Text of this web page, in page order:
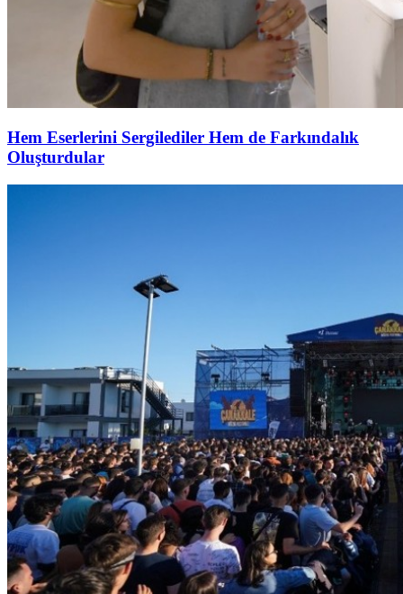
Hem Eserlerini Sergilediler Hem de Farkındalık
Oluşturdular